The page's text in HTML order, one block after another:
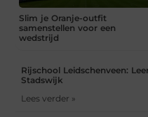
Slim je Oranje-outfit
samenstellen voor een
wedstrijd
Rijschool Leidschenveen:
Stadswijk
Lees verder »